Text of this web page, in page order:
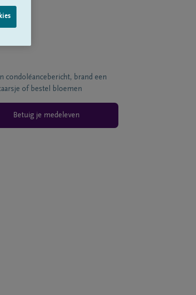
condoléancebericht, brand een
of bestel bloemen
Betuig je medeleven